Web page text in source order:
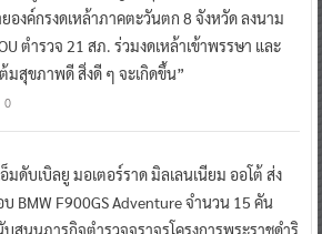
องค์กรงดเหล้าภาคตะวันตก 8 จังหวัด ลงนาม
ตำรวจ 21 สภ. ร่วมงดเหล้าเข้าพรรษา และ
มสุขภาพดี สิ่งดี ๆ จะเกิดขึ้น”
0
มดับเบิลยู มอเตอร์ราด มิลเลนเนียม ออโต้ ส่ง
BMW F900GS Adventure จำนวน 15 คัน
สนุนภารกิจตำรวจจราจรโครงการพระราชดำริ